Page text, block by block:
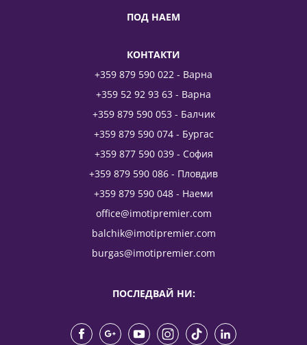
ПОД НАЕМ
КОНТАКТИ
+359 879 590 022 - Варна
+359 52 92 93 63 - Варна
+359 879 590 053 - Балчик
+359 879 590 074 - Бургас
+359 877 590 039 - София
+359 879 590 086 - Пловдив
+359 879 590 048 - Наеми
office@imotipremier.com
balchik@imotipremier.com
burgas@imotipremier.com
ПОСЛЕДВАЙ НИ: